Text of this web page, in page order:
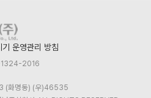
기 운영관리 방침
1324-2016
(화명동) (우)46535